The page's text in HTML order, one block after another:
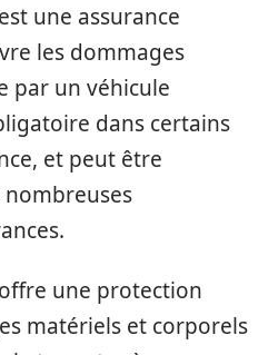
une assurance
les dommages
par un véhicule
dans certains
et peut être
offre une protection
matériels et corporels